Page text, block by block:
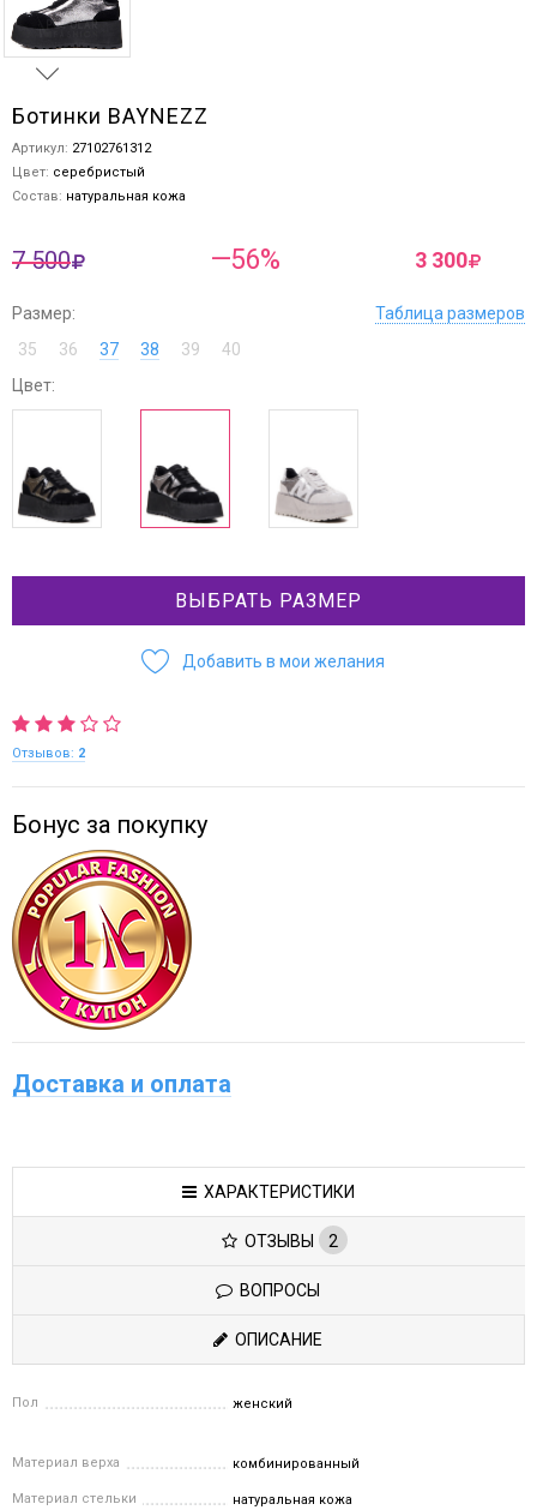
Ботинки BAYNEZZ
Артикул: 27102761312
Цвет: серебристый
Состав: натуральная кожа
7 500 —56% 3 300
Размер:
Таблица размеров
35
36 37 38 39
40
Цвет:
ВЫБРАТЬ РАЗМЕР
Добавить в мои желания
Отзывов: 2
Бонус за покупку
Доставка и оплата
ХАРАКТЕРИСТИКИ
ОТЗЫВЫ 2
ВОПРОСЫ
ОПИСАНИЕ
Пол женский
Материал верха комбинированный
Материал стельки натуральная кожа